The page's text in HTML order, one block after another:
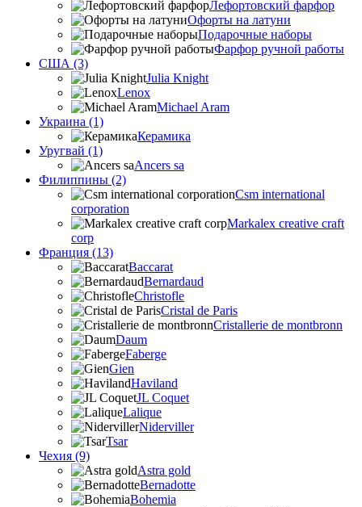
Лефортовский фарфор
Офорты на латуни
Подарочные наборы
Фарфор ручной работы
США (3)
Julia Knight
Lenox
Michael Aram
Украина (1)
Керамика
Уругвай (1)
Ancers sa
Филиппины (2)
Csm international
corporation
Markalex creative craft
corp
Франция (13)
Baccarat
Bernardaud
Christofle
Cristal de Paris
Cristallerie de montbronn
Daum
Faberge
Gien
Haviland
JL Coquet
Lalique
Niderviller
Tsar
Чехия (9)
Astra gold
Bernadotte
Bohemia